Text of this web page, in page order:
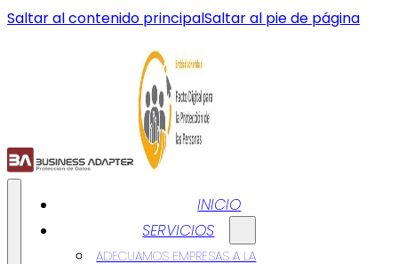
Saltar al contenido principalSaltar al pie de página
INICIO
SERVICIOS
ADECUAMOS EMPRESAS A LA